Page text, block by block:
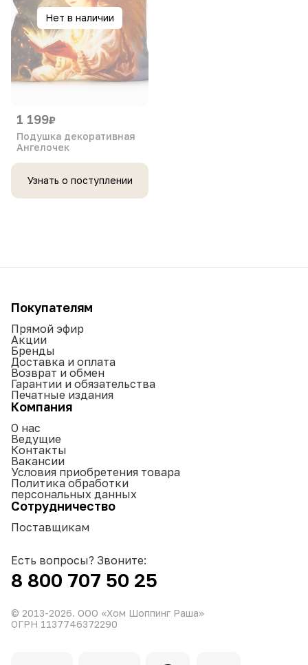
Нет в наличии
1 199₽
Подушка декоративная
Ангелочек
Узнать о поступлении
Покупателям
Прямой эфир
Акции
Бренды
Доставка и оплата
Возврат и обмен
Гарантии и обязательства
Печатные издания
Компания
О нас
Ведущие
Контакты
Вакансии
Условия приобретения товара
Политика обработки
персональных данных
Сотрудничество
Поставщикам
Есть вопросы? Звоните:
8 800 707 50 25
© 2013-2026. ООО «Хом Шоппинг Раша»
ОГРН 1137746372290